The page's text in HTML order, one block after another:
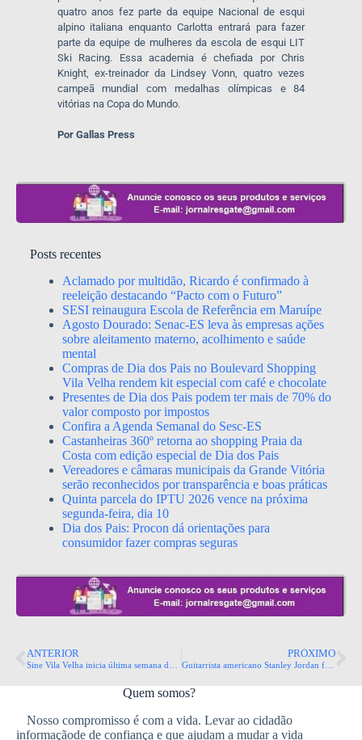
quatro anos fez parte da equipe Nacional de esqui
alpino italiana enquanto Carlotta entrará para fazer
parte da equipe de mulheres da escola de esqui LIT
Ski Racing. Essa academia é chefiada por Chris
Knight, ex-treinador da Lindsey Vonn, quatro vezes
campeã mundial com medalhas olímpicas e 84
vitórias na Copa do Mundo.
Por Gallas Press
Posts recentes
Aclamado por multidão, Ricardo é confirmado à
reeleição destacando “Pacto com o Futuro”
SESI reinaugura Escola de Referência em Maruípe
Agosto Dourado: Senac-ES leva às empresas ações
sobre aleitamento materno, acolhimento e saúde
mental
Compras de Dia dos Pais no Boulevard Shopping
Vila Velha rendem kit especial com café e chocolate
Presentes de Dia dos Pais podem ter mais de 70% do
valor composto por impostos
Confira a Agenda Semanal do Sesc-ES
Castanheiras 360º retorna ao shopping Praia da
Costa com edição especial de Dia dos Pais
Vereadores e câmaras municipais da Grande Vitória
serão reconhecidos por transparência e boas práticas
Quinta parcela do IPTU 2026 vence na próxima
segunda-feira, dia 10
Dia dos Pais: Procon dá orientações para
consumidor fazer compras seguras
ANTERIOR PRÓXIMO
Guitarrista americano Stanley Jordan fará tributo a Jimi Hendrix no Santa Jazz 2026
Quem somos?
Nosso compromisso é com a vida. Levar ao cidadão
informaçãode de confiança e que ajudam a mudar a vida